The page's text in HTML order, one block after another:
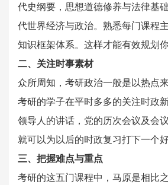
代史纲要，思想道德修养与法律基
代世界经济与政治。熟悉每门课程
知识框架体系。这样才能有效规划
二、 关注时事素材
众所周知，考研政治一般是以热点
考研的学子在平时多多的关注时政
领导人的讲话，党的历次会议及会
就可以为以后的时政复习打下一个好
三、把握难点与重点
考研的这五门课程中，马原是相比